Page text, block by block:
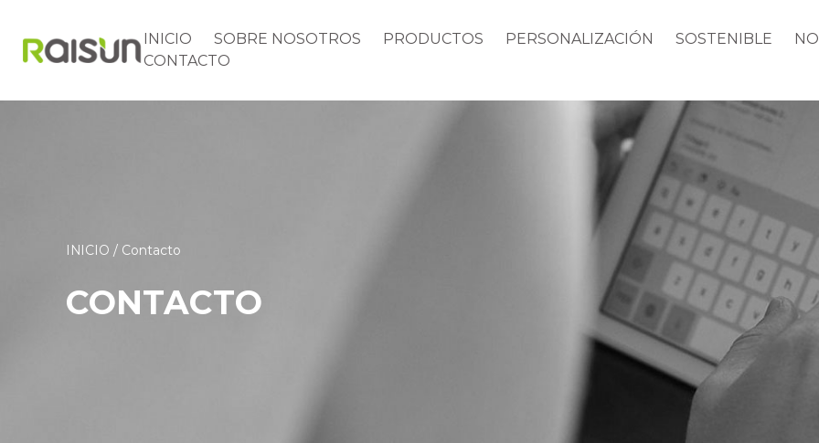
INICIO SOBRE NOSOTROS PRODUCTOS PERSONALIZACIÓN SOSTENIBLE
CONTACTO
INICIO / Contacto
CONTACTO